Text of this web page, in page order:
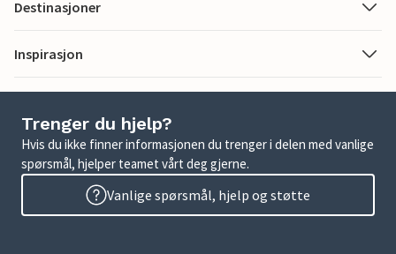
Destinasjoner
Inspirasjon
Trenger du hjelp?
Hvis du ikke finner informasjonen du trenger i delen med vanlige
spørsmål, hjelper teamet vårt deg gjerne.
Vanlige spørsmål, hjelp og støtte